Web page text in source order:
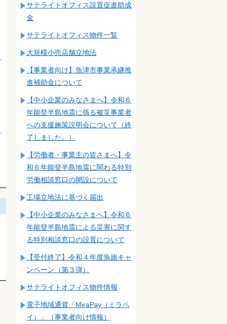
サテライトオフィス設置促進助成
金
サテライトオフィス物件一覧
大規模小売店舗立地法
【事業者向け】魚津市事業承継推
進補助金について
【中小企業のみなさまへ】令和６
年能登半島地震に係る被災事業者
への支援施策説明会について（終
了しました。）
【労働者・事業主の皆さまへ】令
和６年能登半島地震に関わる特別
労働相談窓口の開設について
工場立地法に基づく届出
【中小企業のみなさまへ】令和６
年能登半島地震による災害に関す
る特別相談窓口の設置について
【受付終了】令和４年度魚旅キャ
ンペーン（第３弾）
サテライトオフィス物件情報
電子地域通貨「MiraPay（ミラペ
イ）」（事業者向け情報）